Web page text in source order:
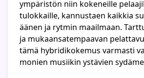
ympäristön niin kokeneille
tulokkaille, kannustaen kaikkia
äänen ja rytmin maailmaan.
ja mukaansatempaavan
tämä hybridikokemus varmasti
monien musiikin ystävien